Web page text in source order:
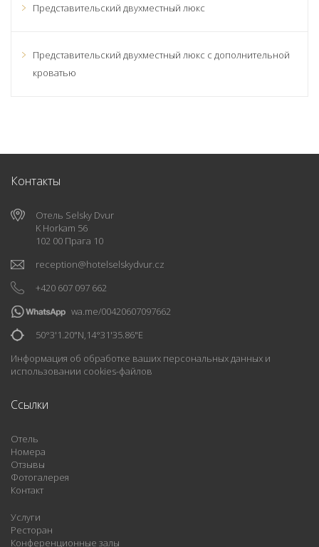
Представительский двухместный люкс
Представительский двухместный люкс с дополнительной
кроватью
Контакты
Отель Selsky Dvur
K Horkam 56
102 00 Прага 10
reception@hotelselskydvur.cz
+420 607 097 662
wa.me/00420607097662
50°3'1.20"N,14°31'35.86"E
Информация об обработке ваших персональных данных и
использовании cookies-файлов
Ccылки
Отель
Номера
Отзывы
Фотогалерея
Контакт
Услуги
Ресторан
Конференционные залы